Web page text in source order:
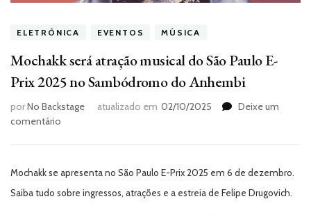
ELETRÔNICA EVENTOS MÚSICA
Mochakk será atração musical do São Paulo E-
Prix 2025 no Sambódromo do Anhembi
porNo Backstage atualizado em 02/10/2025
Deixe um
comentário
musical
do
Mochakk se apresenta no São Paulo E-Prix 2025 em 6 de dezembro.
Saiba tudo sobre ingressos, atrações e a estreia de Felipe Drugovich.